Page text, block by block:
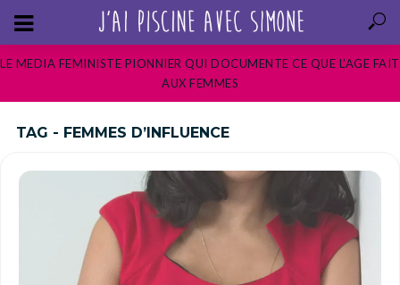
LE MEDIA FEMINISTE PIONNIER QUI DOCUMENTE CE QUE L’AGE FAIT
AUX FEMMES
TAG - FEMMES D’INFLUENCE